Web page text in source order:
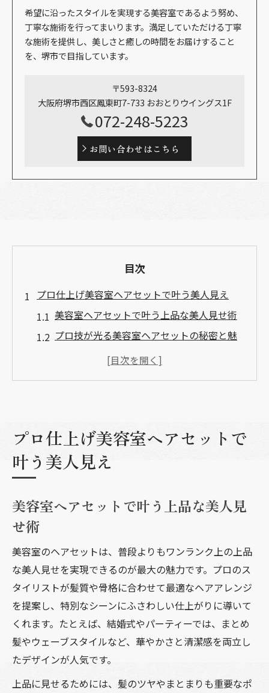
希望に沿ったスタイルを実現する美容室であるよう努め、
丁寧な施術を行ってまいります。満足していただける丁寧
な施術を提供し、美しさと癒しの時間をお届けすること
を、堺市で目指しています。
〒593-8324
大阪府堺市西区鳳東町7-733 おおとりウイングス1F
072-248-5223
お問い合わせはこちら
目次
プロ仕上げ美容室ヘアセットで叶う美人見え
美容室ヘアセットで叶う上品な美人見せ術
プロ技が光る美容室ヘアセットの秘密と魅
ト術
美容室ヘアセットで印象アップする選び方
ガイド
ト活用法
イント
パーティーで映える美容室ヘアセットの選
び方
美容室ヘアセットのみ依頼する際の注意点
まとめ
美容室ヘアセットで失敗しない予約のコツ
イベントごとに役立つ美容室ヘアセット体
験談
プロ仕上げ美容室ヘアセットで
叶う美人見え
美容室ヘアセットで叶う上品な美人見
せ術
美容室のヘアセットは、普段よりもワンランク上の上品
な美人見せを実現できるのが最大の魅力です。プロのス
タイリストが髪質や骨格に合わせて最適なヘアアレンジ
を提案し、特別なシーンにふさわしい仕上がりに導いて
くれます。たとえば、結婚式やパーティーでは、まとめ
髪やウェーブスタイルなど、華やかさと清潔感を両立し
たデザインが人気です。
上品に見せるためには、髪のツヤやまとまりも重要なポ